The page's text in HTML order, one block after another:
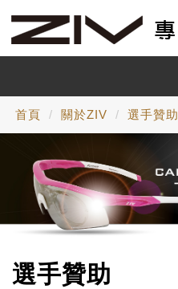
首頁 關於ZIV 選手贊助
選手贊助